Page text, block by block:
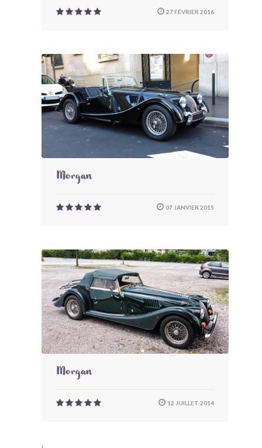
27 FÉVRIER 2016
Morgan
07 JANVIER 2015
Morgan
12 JUILLET 2014